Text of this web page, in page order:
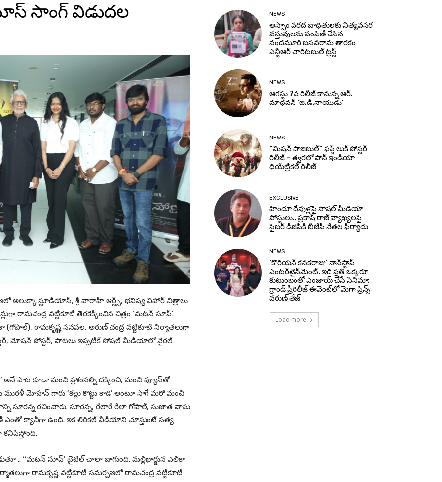
సాంగ్ విడుదల
అలుక్కా స్టూడియోస్, శ్రీ వారాహి ఆర్ట్స్, భవిష్య విహార్ చిత్రాలు
రామచంద్ర వట్టికూటి తెరకెక్కించిన చిత్రం ‘మటన్ సూప్’.
రామకృష్ణ సనపల, అరుణ్ చంద్ర వట్టికూటి నిర్మాతలుగా
మోష‌న్ పోస్ట‌ర్‌, పాటలు ఇప్పటికే సోషల్ మీడియాలో వైరల్
అనే పాట కూడా మంచి ప్రశంసల్ని దక్కించి, మంచి వ్యూస్‌తో
మోహన్ గారు ‘కల్లు కొట్టు కాడ’ అంటూ సాగే మరో మంచి
సూరన్న రచించారు. సూరన్న, రేలారే రేలా గోపాల్, సుజాత వాసు
క్యాచీగా ఉంది. ఇక లిరికల్ వీడియోని చూస్తుంటే సత్య
కనిపిస్తోంది.
.. ‘‘మటన్ సూప్’ టైటిల్ చాలా బాగుంది. మల్లిఖార్జున ఎలికా
రామకృష్ణ వట్టికూటి సమర్పణలో రామచంద్ర వట్టికూటి
NEWS
అస్సాం వరద బాధితులకు నిత్యవసర
వస్తువులను పంపిణీ చేసిన
నందమూరి బసవరామ తారకం
ఎన్టీఆర్ చారిటబుల్ ట్రస్ట్
NEWS
ఆగస్టు 7న రిలీజ్ కానున్న ఆర్‌.
మాధవన్‌ ‘జి.డి.నాయుడు’
NEWS
“మిషన్ పాజిబుల్” ఫస్ట్ లుక్ పోస్టర్
రిలీజ్ – త్వరలో పాన్ ఇండియా
థియేట్రికల్ రిలీజ్
EXCLUSIVE
హిందూ దేవుళ్లపై సోషల్ మీడియా
పోస్టులు.. ప్రకాష్ రాజ్ వ్యాఖ్యలపై
సైబర్ డీజీపీకి బీజేపీ నేతల ఫిర్యాదు
NEWS
‘కొరియన్ కనకరాజు’ నాన్‌స్టాప్
ఎంటర్‌టైన్‌మెంట్. ఇది ప్రతి ఒక్కరూ
కుటుంబంతో ఎంజాయ్ చేసే సినిమా:
గ్రాండ్ ప్రీరిలీజ్ ఈవెంట్‌లో మెగా ప్రిన్స్
వరుణ్ తేజ్
Load more